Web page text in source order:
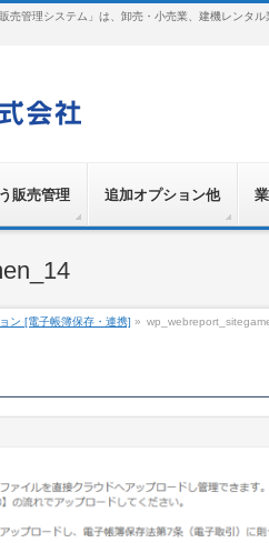
売管理システム」は、卸売・小売業、建機レンタ
販売管理 追加オプション他
ン [電子帳簿保存・連携] »